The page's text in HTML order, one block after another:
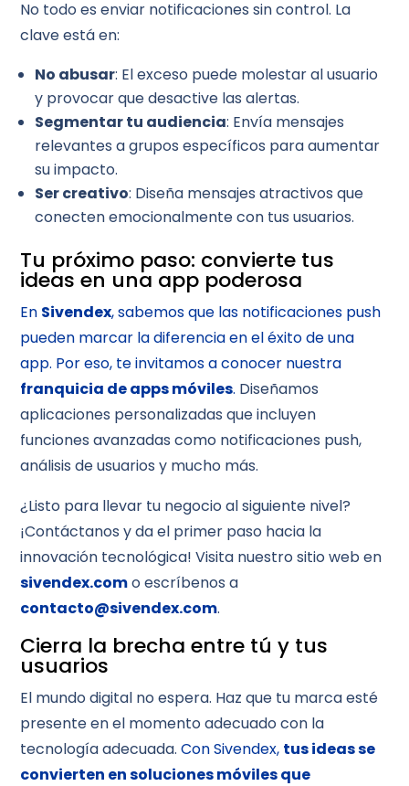
No todo es enviar notificaciones sin control. La
clave está en:
No abusar: El exceso puede molestar al usuario
y provocar que desactive las alertas.
Segmentar tu audiencia: Envía mensajes
relevantes a grupos específicos para aumentar
su impacto.
Ser creativo: Diseña mensajes atractivos que
conecten emocionalmente con tus usuarios.
Tu próximo paso: convierte tus
ideas en una app poderosa
En Sivendex, sabemos que las notificaciones push
pueden marcar la diferencia en el éxito de una
app. Por eso, te invitamos a conocer nuestra
franquicia de apps móviles. Diseñamos
aplicaciones personalizadas que incluyen
funciones avanzadas como notificaciones push,
análisis de usuarios y mucho más.
¿Listo para llevar tu negocio al siguiente nivel?
¡Contáctanos y da el primer paso hacia la
innovación tecnológica! Visita nuestro sitio web en
sivendex.como escríbenos a
contacto@sivendex.com.
Cierra la brecha entre tú y tus
usuarios
El mundo digital no espera. Haz que tu marca esté
presente en el momento adecuado con la
tecnología adecuada.Con Sivendex, tus ideas se
convierten en soluciones móviles que